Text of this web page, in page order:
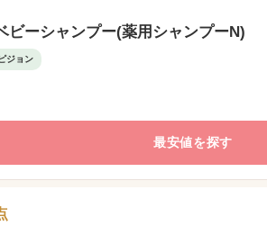
ビーシャンプー(薬用シャンプーN)
ピジョン
最安値を探す